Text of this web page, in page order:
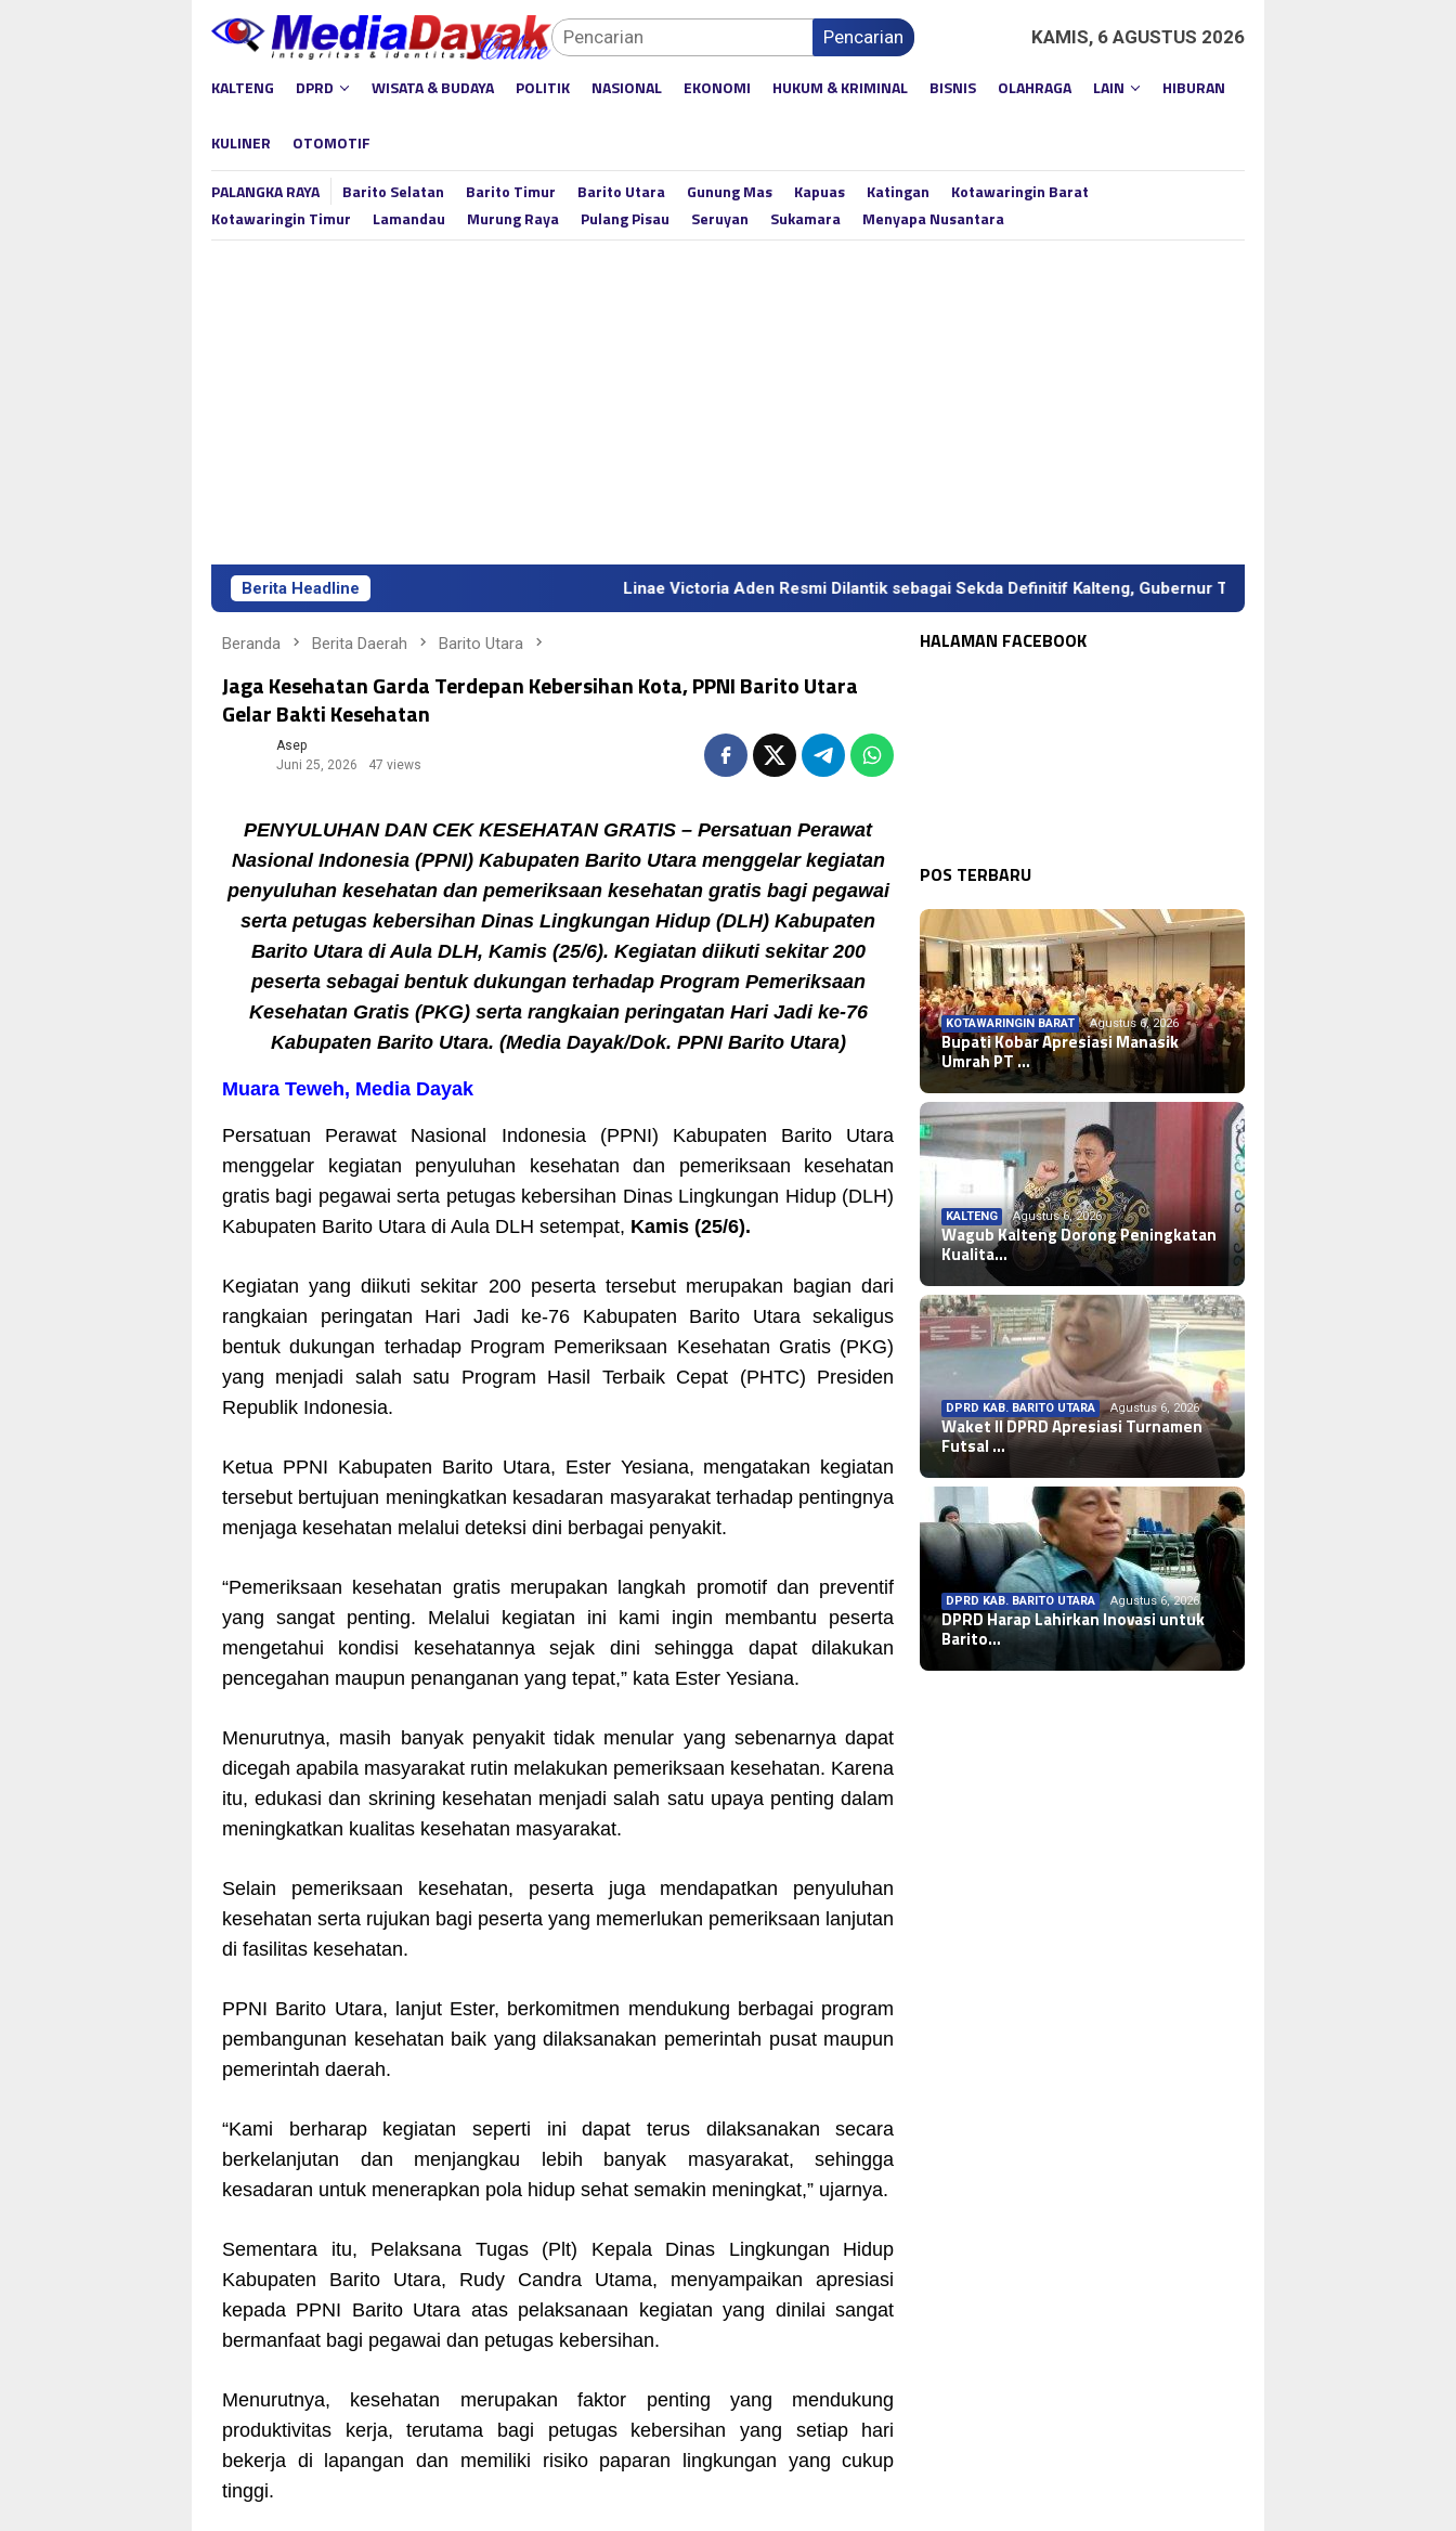
Loncat
Pencarian KAMIS, 6 AGUSTUS 2026
KALTENG DPRD WISATA & BUDAYA POLITIK NASIONAL EKONOMI HUKUM & KRIMINAL BISNIS OLAHRAGA LAIN HIBURAN
KULINER OTOMOTIF
PALANGKA RAYA Barito Selatan Barito Timur Barito Utara Gunung Mas Kapuas Katingan
Kotawaringin Barat
Kotawaringin Timur
Lamandau Murung Raya Pulang Pisau Seruyan Sukamara Menyapa Nusantara
Berita Headline Linae Victoria Aden Resmi Dilantik sebagai Sekda Definitif Kalteng, Gubernur Tekankan Kerja Keras dan Kolaborasi
Beranda Berita Daerah Barito Utara
Jaga Kesehatan Garda Terdepan Kebersihan Kota, PPNI Barito Utara
Gelar Bakti Kesehatan
Asep
Juni 25, 2026
47 views
PENYULUHAN DAN CEK KESEHATAN GRATIS – Persatuan Perawat
Nasional Indonesia (PPNI) Kabupaten Barito Utara menggelar kegiatan
penyuluhan kesehatan dan pemeriksaan kesehatan gratis bagi pegawai
serta petugas kebersihan Dinas Lingkungan Hidup (DLH) Kabupaten
Barito Utara di Aula DLH, Kamis (25/6). Kegiatan diikuti sekitar 200
peserta sebagai bentuk dukungan terhadap Program Pemeriksaan
Kesehatan Gratis (PKG) serta rangkaian peringatan Hari Jadi ke-76
Kabupaten Barito Utara. (Media Dayak/Dok. PPNI Barito Utara)
Muara Teweh, Media Dayak
Persatuan Perawat Nasional Indonesia (PPNI) Kabupaten Barito Utara
menggelar kegiatan penyuluhan kesehatan dan pemeriksaan kesehatan
gratis bagi pegawai serta petugas kebersihan Dinas Lingkungan Hidup (DLH)
Kabupaten Barito Utara di Aula DLH setempat, Kamis (25/6).
Kegiatan yang diikuti sekitar 200 peserta tersebut merupakan bagian dari
rangkaian peringatan Hari Jadi ke-76 Kabupaten Barito Utara sekaligus
bentuk dukungan terhadap Program Pemeriksaan Kesehatan Gratis (PKG)
yang menjadi salah satu Program Hasil Terbaik Cepat (PHTC) Presiden
Republik Indonesia.
Ketua PPNI Kabupaten Barito Utara, Ester Yesiana, mengatakan kegiatan
tersebut bertujuan meningkatkan kesadaran masyarakat terhadap pentingnya
menjaga kesehatan melalui deteksi dini berbagai penyakit.
“Pemeriksaan kesehatan gratis merupakan langkah promotif dan preventif
yang sangat penting. Melalui kegiatan ini kami ingin membantu peserta
mengetahui kondisi kesehatannya sejak dini sehingga dapat dilakukan
pencegahan maupun penanganan yang tepat,” kata Ester Yesiana.
Menurutnya, masih banyak penyakit tidak menular yang sebenarnya dapat
dicegah apabila masyarakat rutin melakukan pemeriksaan kesehatan. Karena
itu, edukasi dan skrining kesehatan menjadi salah satu upaya penting dalam
meningkatkan kualitas kesehatan masyarakat.
Selain pemeriksaan kesehatan, peserta juga mendapatkan penyuluhan
kesehatan serta rujukan bagi peserta yang memerlukan pemeriksaan lanjutan
di fasilitas kesehatan.
PPNI Barito Utara, lanjut Ester, berkomitmen mendukung berbagai program
pembangunan kesehatan baik yang dilaksanakan pemerintah pusat maupun
pemerintah daerah.
“Kami berharap kegiatan seperti ini dapat terus dilaksanakan secara
berkelanjutan dan menjangkau lebih banyak masyarakat, sehingga
kesadaran untuk menerapkan pola hidup sehat semakin meningkat,” ujarnya.
Sementara itu, Pelaksana Tugas (Plt) Kepala Dinas Lingkungan Hidup
Kabupaten Barito Utara, Rudy Candra Utama, menyampaikan apresiasi
kepada PPNI Barito Utara atas pelaksanaan kegiatan yang dinilai sangat
bermanfaat bagi pegawai dan petugas kebersihan.
Menurutnya, kesehatan merupakan faktor penting yang mendukung
produktivitas kerja, terutama bagi petugas kebersihan yang setiap hari
bekerja di lapangan dan memiliki risiko paparan lingkungan yang cukup
tinggi.
HALAMAN FACEBOOK
POS TERBARU
Pangan…
KOTAWARINGIN BARAT Agustus 6, 2026
Bupati Kobar Apresiasi Manasik
Umrah PT …
KALTENG Agustus 6, 2026
Wagub Kalteng Dorong Peningkatan
Kualita…
DPRD KAB. BARITO UTARA Agustus 6, 2026
Waket II DPRD Apresiasi Turnamen
Futsal …
DPRD KAB. BARITO UTARA Agustus 6, 2026
DPRD Harap Lahirkan Inovasi untuk
Barito…